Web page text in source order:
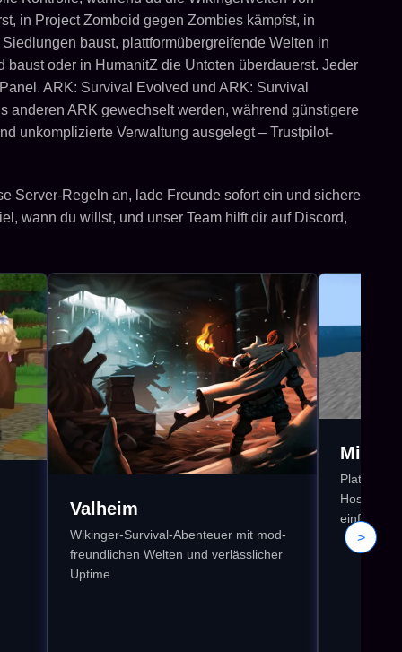
in Project Zomboid gegen Zombies kämpfst, in
baust, plattformübergreifende Welten in
oder in HumanitZ die Untoten überdauerst. Jeder
ARK: Survival Evolved und ARK: Survival
ARK gewechselt werden, während günstigere
unkomplizierte Verwaltung ausgelegt – Trustpilot-
Server-Regeln an, lade Freunde sofort ein und sichere
wann du willst, und unser Team hilft dir auf Discord,
>
Valheim
Wikinger-Survival-Abenteuer mit mod-
freundlichen Welten und verlässlicher
Uptime
Hosting
einfacher